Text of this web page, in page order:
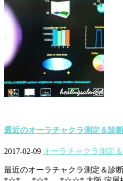
最近のオーラチャクラ測定＆診
2017-02-09 オーラチャクラ測定
最近のオーラチャクラ測定＆